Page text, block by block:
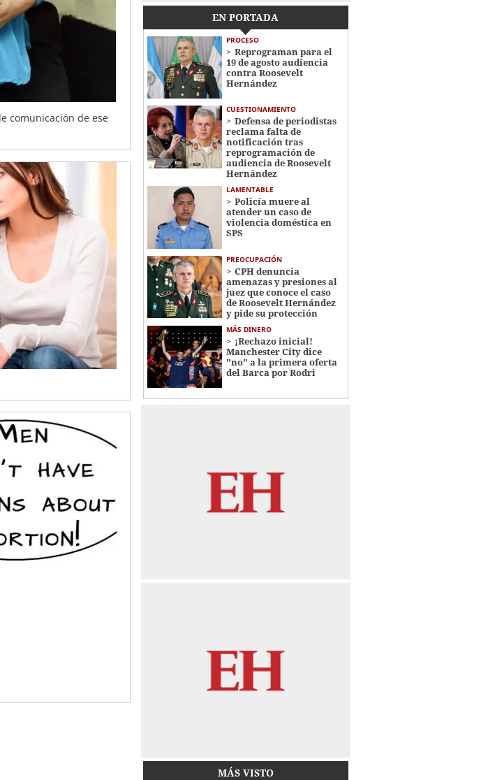
comunicación de ese
EN PORTADA
PROCESO
Reprograman para el
19 de agosto audiencia
contra Roosevelt
Hernández
CUESTIONAMIENTO
Defensa de periodistas
reclama falta de
notificación tras
reprogramación de
audiencia de Roosevelt
Hernández
LAMENTABLE
Policía muere al
atender un caso de
violencia doméstica en
SPS
PREOCUPACIÓN
CPH denuncia
amenazas y presiones al
juez que conoce el caso
de Roosevelt Hernández
y pide su protección
MÁS DINERO
¡Rechazo inicial!
Manchester City dice
"no" a la primera oferta
del Barca por Rodri
MÁS VISTO